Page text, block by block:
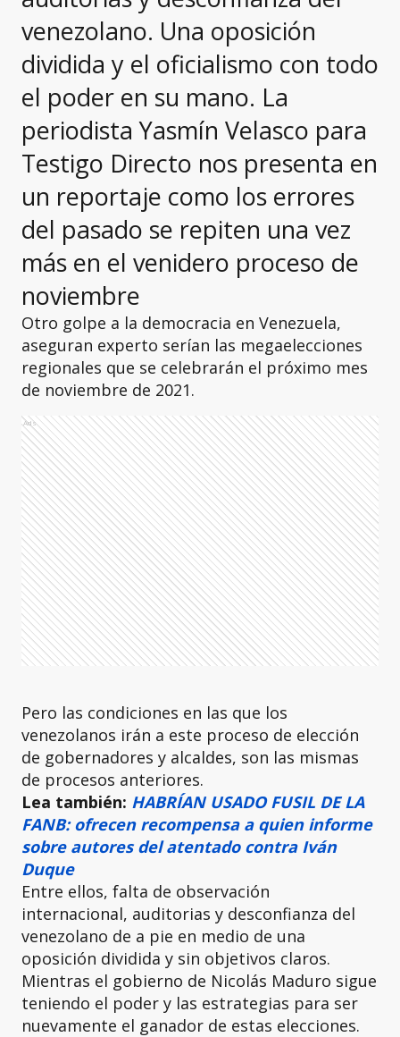
venezolano. Una oposición
dividida y el oficialismo con todo
el poder en su mano. La
periodista Yasmín Velasco para
Testigo Directo nos presenta en
un reportaje como los errores
del pasado se repiten una vez
más en el venidero proceso de
noviembre
Otro golpe a la democracia en Venezuela,
aseguran experto serían las megaelecciones
regionales que se celebrarán el próximo mes
de noviembre de 2021.
Ads
Pero las condiciones en las que los
venezolanos irán a este proceso de elección
de gobernadores y alcaldes, son las mismas
de procesos anteriores.
Lea también: HABRÍAN USADO FUSIL DE LA
FANB: ofrecen recompensa a quien informe
sobre autores del atentado contra Iván
Duque
Entre ellos, falta de observación
internacional, auditorias y desconfianza del
venezolano de a pie en medio de una
oposición dividida y sin objetivos claros.
Mientras el gobierno de Nicolás Maduro sigue
teniendo el poder y las estrategias para ser
nuevamente el ganador de estas elecciones.